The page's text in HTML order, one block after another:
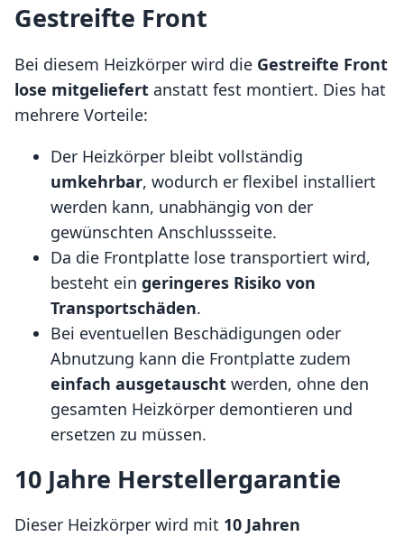
Gestreifte Front
Bei diesem Heizkörper wird die Gestreifte Front
lose mitgeliefert anstatt fest montiert. Dies hat
mehrere Vorteile:
Der Heizkörper bleibt vollständig
umkehrbar, wodurch er flexibel installiert
werden kann, unabhängig von der
gewünschten Anschlussseite.
Da die Frontplatte lose transportiert wird,
besteht ein geringeres Risiko von
Transportschäden.
Bei eventuellen Beschädigungen oder
Abnutzung kann die Frontplatte zudem
einfach ausgetauscht werden, ohne den
gesamten Heizkörper demontieren und
ersetzen zu müssen.
10 Jahre Herstellergarantie
Dieser Heizkörper wird mit 10 Jahren